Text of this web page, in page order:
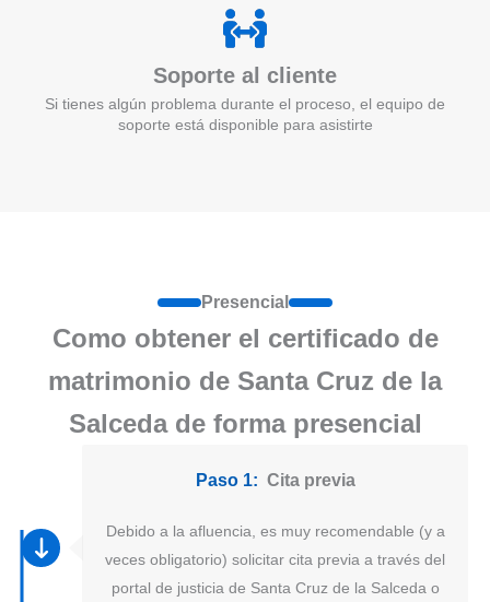
Soporte al cliente
Si tienes algún problema durante el proceso, el equipo de
soporte está disponible para asistirte
Presencial
Como obtener el certificado de
matrimonio de Santa Cruz de la
Salceda de forma presencial
Paso 1: Cita previa
Debido a la afluencia, es muy recomendable (y a
veces obligatorio) solicitar cita previa a través del
portal de justicia de Santa Cruz de la Salceda o